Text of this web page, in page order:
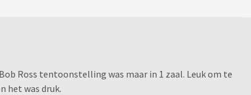
Ross tentoonstelling was maar in 1 zaal. Leuk om te
het was druk.